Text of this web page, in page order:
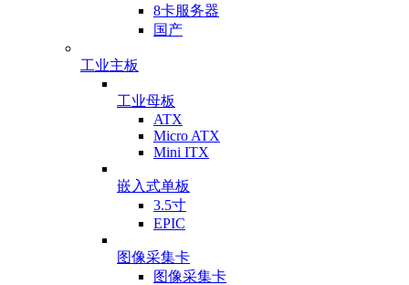
8卡服务器
国产
工业主板
工业母板
ATX
Micro ATX
Mini ITX
嵌入式单板
3.5寸
EPIC
图像采集卡
图像采集卡